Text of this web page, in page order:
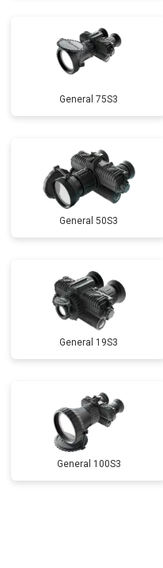
General 75S3
General 50S3
General 19S3
General 100S3